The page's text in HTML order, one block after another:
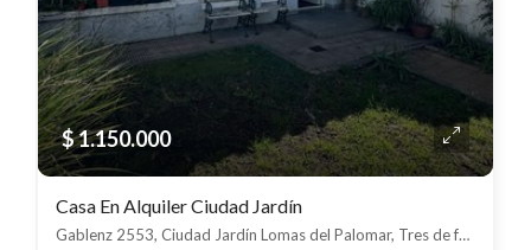
$ 1.150.000
Casa En Alquiler Ciudad Jardín
Gablenz 2553, Ciudad Jardín Lomas del Palomar, Tres de febrero